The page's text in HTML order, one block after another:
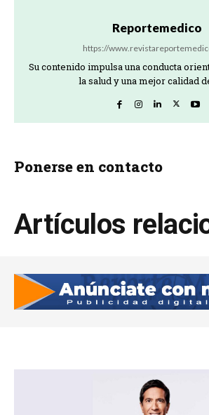
Reportemedico
https://
Su contenido impulsa una conducta
la salud y una mejor calidad
Ponerse en contacto
Artículos